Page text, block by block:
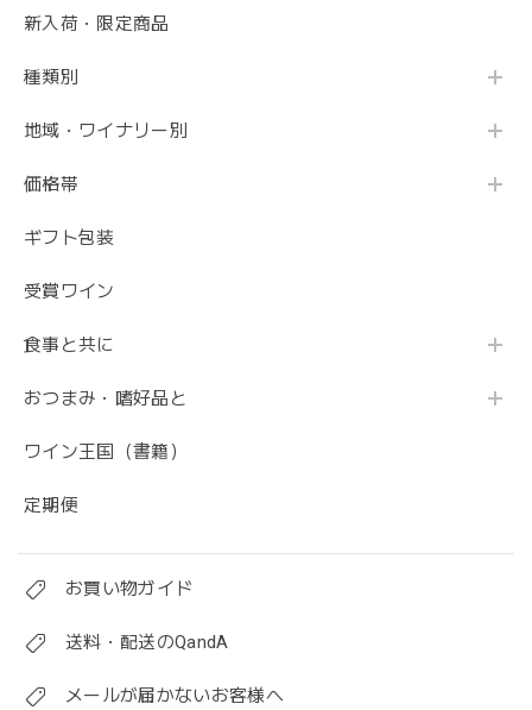
新入荷・限定商品
種類別
地域・ワイナリー別
価格帯
ギフト包装
受賞ワイン
食事と共に
おつまみ・嗜好品と
ワイン王国（書籍）
定期便
お買い物ガイド
送料・配送のQandA
メールが届かないお客様へ